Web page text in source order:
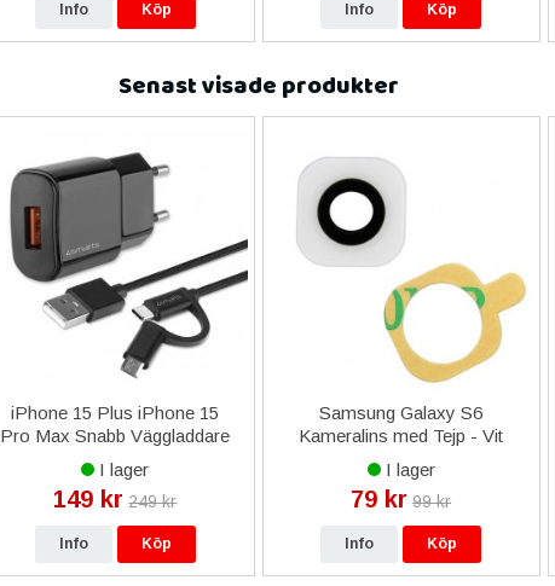
Info Köp Info Köp
Senast visade produkter
iPhone 15 Plus iPhone 15
Pro Max Snabb Väggladdare
18W med ComboCord Kabel
- Svart
I lager
149 kr 249 kr
Info Köp
Samsung Galaxy S6
Kameralins med Tejp - Vit
I lager
79 kr 99 kr
Info Köp